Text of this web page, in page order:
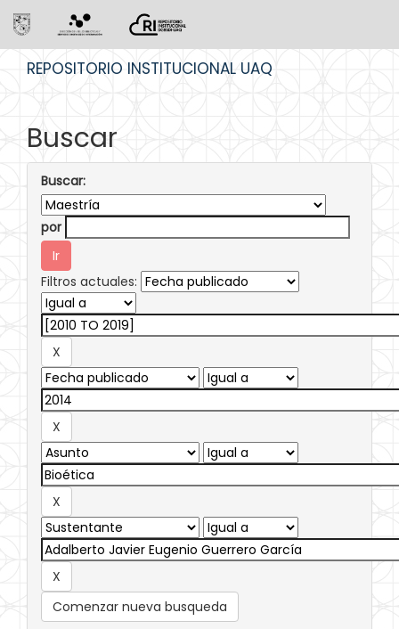
REPOSITORIO INSTITUCIONAL UAQ
Buscar
Buscar:
por
Filtros actuales:
Comenzar nueva busqueda